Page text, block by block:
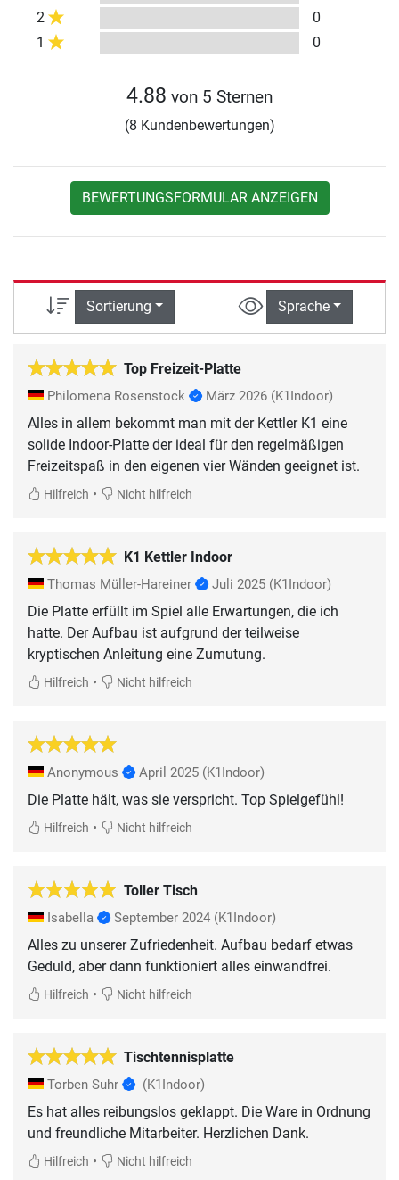
2
0
1
0
4.88 von 5 Sternen
(8 Kundenbewertungen)
BEWERTUNGSFORMULAR ANZEIGEN
Sortierung Sprache
Top Freizeit-Platte
Philomena Rosenstock März 2026 (K1Indoor)
Alles in allem bekommt man mit der Kettler K1 eine
solide Indoor-Platte der ideal für den regelmäßigen
Hilfreich • Nicht hilfreich
K1 Kettler Indoor
Thomas Müller-Hareiner Juli 2025 (K1Indoor)
Die Platte erfüllt im Spiel alle Erwartungen, die ich
hatte. Der Aufbau ist aufgrund der teilweise
kryptischen Anleitung eine Zumutung.
Hilfreich • Nicht hilfreich
Anonymous April 2025 (K1Indoor)
Die Platte hält, was sie verspricht. Top Spielgefühl!
Hilfreich • Nicht hilfreich
Toller Tisch
Isabella September 2024 (K1Indoor)
Alles zu unserer Zufriedenheit. Aufbau bedarf etwas
Geduld, aber dann funktioniert alles einwandfrei.
Hilfreich • Nicht hilfreich
Tischtennisplatte
Torben Suhr (K1Indoor)
Es hat alles reibungslos geklappt. Die Ware in Ordnung
und freundliche Mitarbeiter. Herzlichen Dank.
Hilfreich • Nicht hilfreich